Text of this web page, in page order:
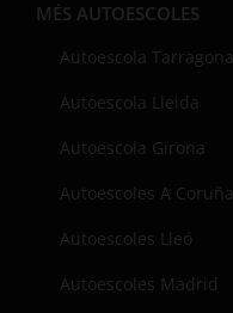
MÉS AUTOESCOLES
Autoescola Tarragona
Autoescola Lleida
Autoescola Girona
Autoescoles A Coruña
Autoescoles Lleó
Autoescoles Madrid